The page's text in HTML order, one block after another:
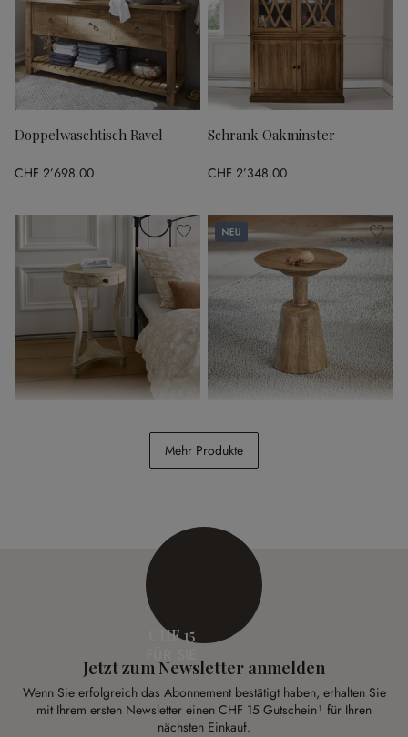
Doppelwaschtisch Ravel
CHF 2’698.00
Schrank Oakminster
CHF 2’348.00
Neu
CHF 289.00
Mehr Produkte
CHF 15
Jetzt zum Newsletter anmelden
Wenn Sie erfolgreich das Abonnement bestätigt haben, erhalten Sie
mit Ihrem ersten Newsletter einen CHF 15 Gutschein¹ für Ihren
nächsten Einkauf.